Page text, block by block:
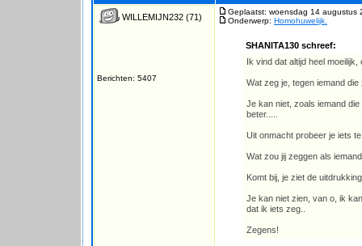
WILLEMIJN232 (71)
Berichten: 5407
Geplaatst: woensdag 14 augustus
Onderwerp: Homohuwelijk.
SHANITA130 schreef:
Ik vind dat altijd heel
Wat zeg je, tegen iemand
Je kan niet, zoals iemand
beter.....
Uit onmacht probeer je iets
Wat zou jij zeggen als
Komt bij, je ziet de
Je kan niet zien, van o, ik
dat ik iets zeg..
Zegens!